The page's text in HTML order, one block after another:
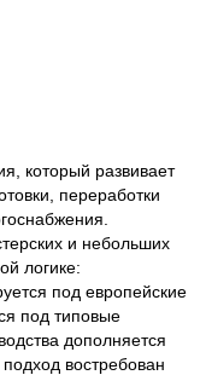
который развивает
переработки
и небольших
логике:
под европейские
под типовые
дополняется
востребован